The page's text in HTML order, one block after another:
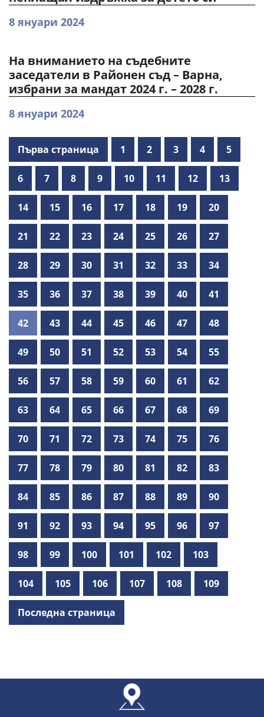
8 януари 2024
На вниманието на съдебните
заседатели в Районен съд – Варна,
избрани за мандат 2024 г. – 2028 г.
8 януари 2024
Първа страница 1 2 3 4 5
6 7 8 9 10 11 12 13
14 15 16 17 18 19 20
21 22 23 24 25 26 27
28 29 30 31 32 33 34
35 36 37 38 39 40 41
42 43 44 45 46 47 48
49 50 51 52 53 54 55
56 57 58 59 60 61 62
63 64 65 66 67 68 69
70 71 72 73 74 75 76
77 78 79 80 81 82 83
84 85 86 87 88 89 90
91 92 93 94 95 96 97
98 99 100 101 102 103
104 105 106 107 108 109
Последна страница